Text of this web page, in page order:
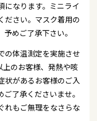
なります。ミニライ
ださい。マスク着用の
めご了承下さい。
の体温測定を実施させ
上のお客様、発熱や咳
状があるお客様のご入
了承くださいませ。
れもご無理をなさらな